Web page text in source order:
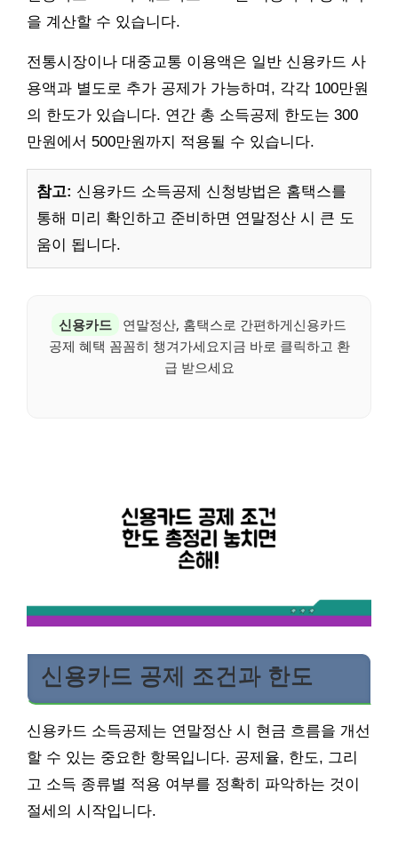
을 계산할 수 있습니다.
전통시장이나 대중교통 이용액은 일반 신용카드 사
용액과 별도로 추가 공제가 가능하며, 각각 100만원
의 한도가 있습니다. 연간 총 소득공제 한도는 300
만원에서 500만원까지 적용될 수 있습니다.
참고: 신용카드 소득공제 신청방법은 홈택스를
통해 미리 확인하고 준비하면 연말정산 시 큰 도
움이 됩니다.
신용카드
연말정산, 홈택스로 간편하게신용카드
공제 혜택 꼼꼼히 챙겨가세요지금 바로 클릭하고 환
급 받으세요
신용카드 공제 조건과 한도
신용카드 소득공제는 연말정산 시 현금 흐름을 개선
할 수 있는 중요한 항목입니다. 공제율, 한도, 그리
고 소득 종류별 적용 여부를 정확히 파악하는 것이
절세의 시작입니다.